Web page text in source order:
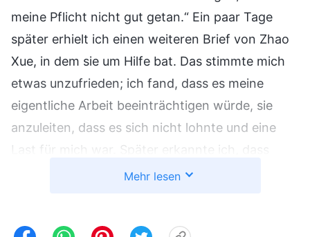
meine Pflicht nicht gut getan.“ Ein paar Tage
später erhielt ich einen weiteren Brief von Zhao
Xue, in dem sie um Hilfe bat. Das stimmte mich
etwas unzufrieden; ich fand, dass es meine
eigentliche Arbeit beeinträchtigen würde, sie
anzuleiten, dass es sich nicht lohnte und eine
Last für mich war. Später erkannte ich, dass
meine Einstellung nicht richtig war, also betete
Mehr lesen